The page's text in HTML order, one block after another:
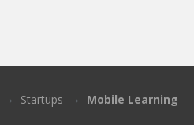
Startups Mobile Learning